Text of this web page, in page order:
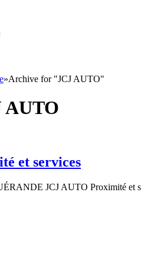
»Archive for "JCJ AUTO"
AUTO
et services
JCJ AUTO Proximité et